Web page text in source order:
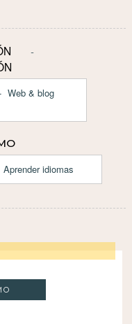
Web & blog
Aprender idiomas